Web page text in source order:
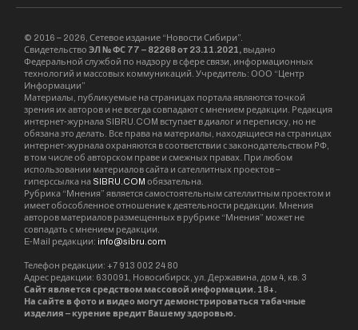
7, 8, 9 марта, с 15:00. Фестиваль “Не
виновата” (18+).Это международная
благотворительная акция против
домашнего насилия. Фестиваль развернется
на трёх площадках: лекции, перфоманс и
спектакль пройдут в Мастерской
Крикливого и Панькова LAB4DRAM,
музыкальная программа – в Woody Bar, а
кинопоказ и обсуждение фильма – в
кинотеатре «Победа». В программе: лекции
«Как поддержать себя в трудной ситуации»,
«О виктимблейминге» и другие, вечеринки с
диджеями, кинопоказ и обсуждение фильма